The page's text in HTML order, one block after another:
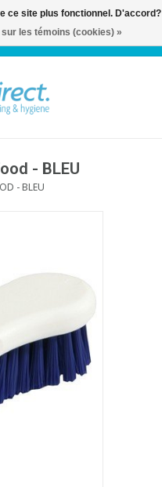
0 Articles
- BLEU
- BLEU
ce site plus fonctionnel. D'accord?
les témoins (cookies) »